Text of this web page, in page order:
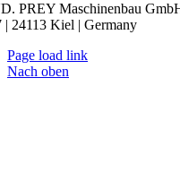
PREY Maschinenbau
| 24113 Kiel | Germany
Page load link
Nach oben